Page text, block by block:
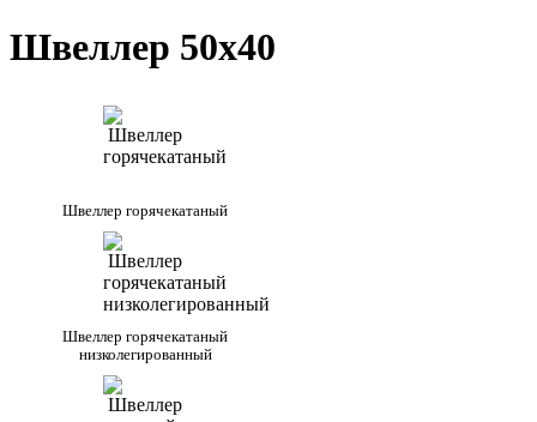
Швеллер 50х40
Швеллер горячекатаный
Швеллер горячекатаный
низколегированный